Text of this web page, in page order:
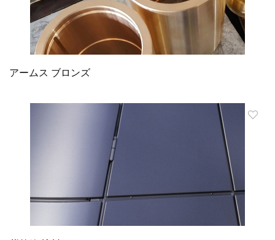
アームス ブロンズ